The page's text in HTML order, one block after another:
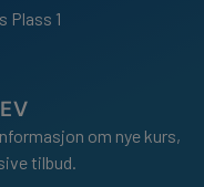
Plass 1
om nye kurs,
tilbud.